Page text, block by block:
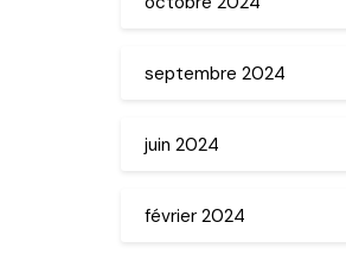
septembre 2024
juin 2024
février 2024